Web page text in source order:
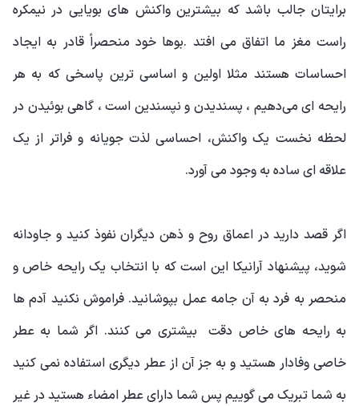
برایتان جالب باشد که بیشترین واکنش های بویایی در نیمکره
راست مغز ما اتفاق می افتد .بوها خود منحصراً قادر به ایجاد
احساسات هستند مثلا اولین و اساسی ترین پاسخی که به هر
رایحه ای می‌دهیم ، پسندیدن و نپسندین است ، گاهی بوئیدن در
لحظه نخست یک واکنش، احساسی لذت جویانه و فراتر از یک
علاقه ای ساده به وجود می آورد.
اگر قصد دارید در اعماق روح و ذهن دیگران نفوذ کنید و جاودانه
شوید، پیشنهاد آرانیکااین است که با انتخاب یک رایحه خاص و
منحصر به فرد به آن جامه عمل بپوشانید. فراموش نکنید آدم ها
به رایحه های خاص دقت بیشتری می کنند. اگر شما به عطر
خاصی وفادار هستید و به جز آن از عطر دیگری استفاده نمی کنید
به شما تبریک می گوییم پس شما دارای عطر امضاء هستید در غیر